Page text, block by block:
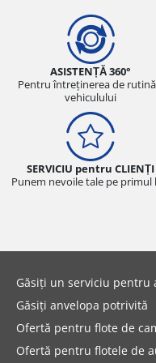
ASISTENȚĂ 360°
Pentru întreținerea de
vehiculului
SERVICIU pentru CLIENȚI
Punem nevoile tale pe primul
Găsiți un serviciu pentru
Găsiți anvelopa potrivită
Ofertă pentru flote de
Ofertă pentru flotele de